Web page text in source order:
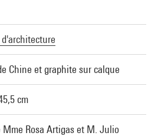
d'architecture
Chine et graphite sur calque
cm
Mme Rosa Artigas et M. Julio